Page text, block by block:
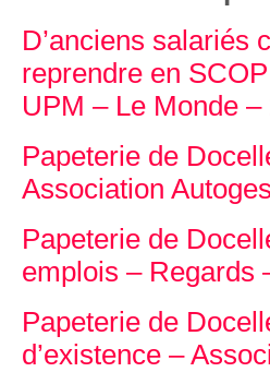
D’anciens salariés
reprendre en
UPM – Le Monde
Papeterie de
Association
Papeterie de
emplois – Regards
Papeterie de
d’existence –